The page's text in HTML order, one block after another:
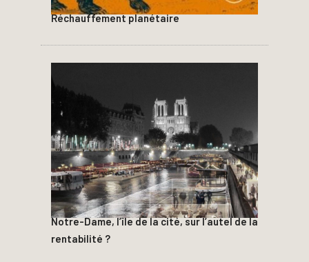
Réchauffement planétaire
Notre-Dame, l’île de la cité, sur l’autel de la
rentabilité ?